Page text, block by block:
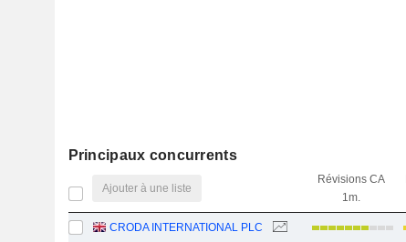
Principaux concurrents
Ajouter à une liste
Révisions CA
1m.
CRODA INTERNATIONAL PLC